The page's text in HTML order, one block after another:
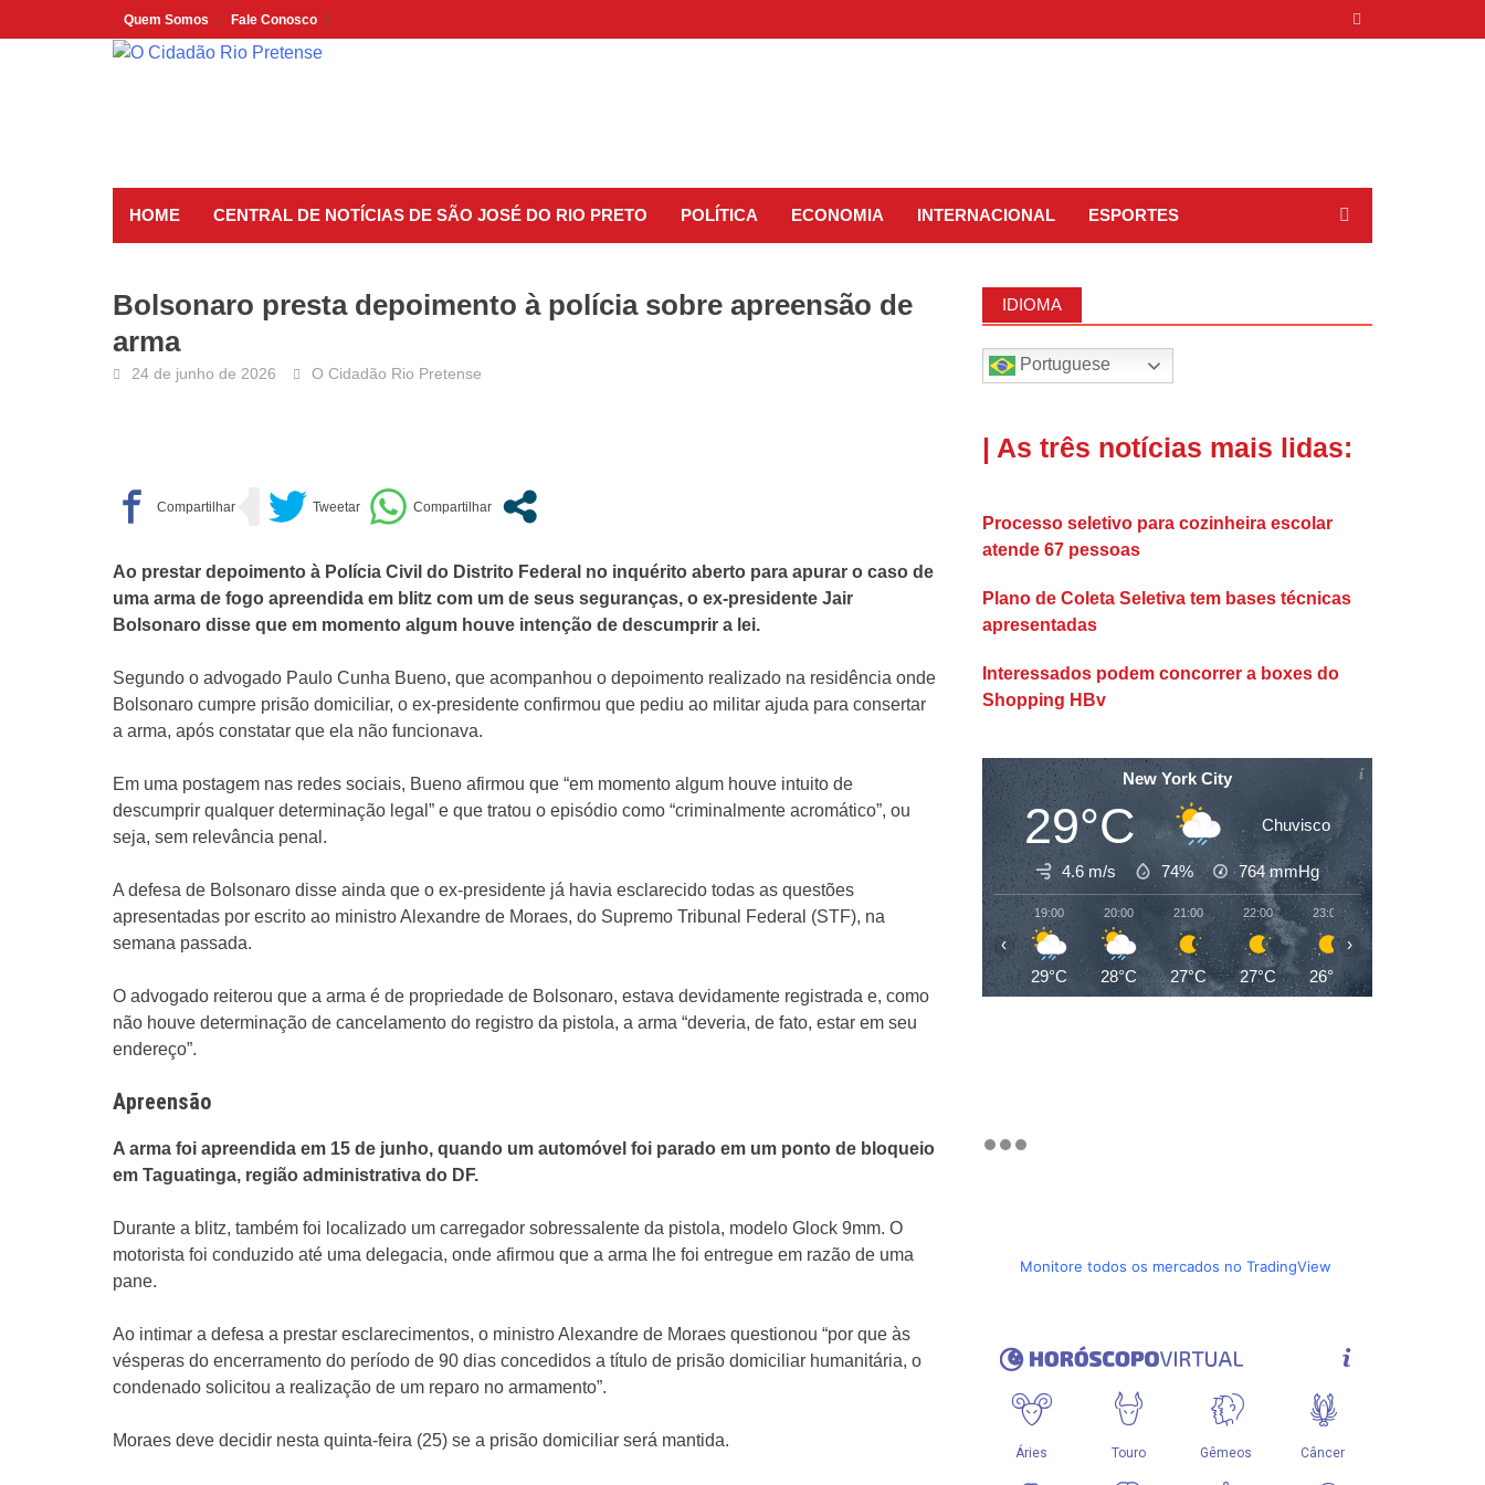
to
Quem Somos Fale Conosco
HOME CENTRAL DE NOTÍCIAS DE SÃO JOSÉ DO RIO PRETO POLÍTICA ECONOMIA INTERNACIONAL ESPORTES
Bolsonaro presta depoimento à polícia sobre apreensão de
arma
24 de junho de 2026 O Cidadão Rio Pretense
Ao prestar depoimento à Polícia Civil do Distrito Federal no inquérito aberto para apurar o caso de
uma arma de fogo apreendida em blitz com um de seus seguranças, o ex-presidente Jair
Bolsonaro disse que em momento algum houve intenção de descumprir a lei.
Segundo o advogado Paulo Cunha Bueno, que acompanhou o depoimento realizado na residência onde
Bolsonaro cumpre prisão domiciliar, o ex-presidente confirmou que pediu ao militar ajuda para consertar
a arma, após constatar que ela não funcionava.
Em uma postagem nas redes sociais, Bueno afirmou que “em momento algum houve intuito de
descumprir qualquer determinação legal” e que tratou o episódio como “criminalmente acromático”, ou
seja, sem relevância penal.
A defesa de Bolsonaro disse ainda que o ex-presidente já havia esclarecido todas as questões
apresentadas por escrito ao ministro Alexandre de Moraes, do Supremo Tribunal Federal (STF), na
semana passada.
O advogado reiterou que a arma é de propriedade de Bolsonaro, estava devidamente registrada e, como
não houve determinação de cancelamento do registro da pistola, a arma “deveria, de fato, estar em seu
endereço”.
Apreensão
A arma foi apreendida em 15 de junho, quando um automóvel foi parado em um ponto de bloqueio
em Taguatinga, região administrativa do DF.
Durante a blitz, também foi localizado um carregador sobressalente da pistola, modelo Glock 9mm. O
motorista foi conduzido até uma delegacia, onde afirmou que a arma lhe foi entregue em razão de uma
pane.
Ao intimar a defesa a prestar esclarecimentos, o ministro Alexandre de Moraes questionou “por que às
vésperas do encerramento do período de 90 dias concedidos a título de prisão domiciliar humanitária, o
condenado solicitou a realização de um reparo no armamento”.
Moraes deve decidir nesta quinta-feira (25) se a prisão domiciliar será mantida.
IDIOMA
Portuguese
| As três notícias mais lidas:
Processo seletivo para cozinheira escolar
atende 67 pessoas
Plano de Coleta Seletiva tem bases técnicas
apresentadas
Interessados podem concorrer a boxes do
Shopping HBv
New York City
29°C Chuvisco
4.6 m/s 74% 764mmHg
19:00
29°C
20:00
28°C
21:00
27°C
22:00
27°C
23:00
26°C
‹ ›
Monitore todos os mercados no TradingView